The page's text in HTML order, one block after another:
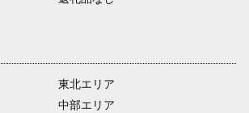
東北エリア
中部エリア